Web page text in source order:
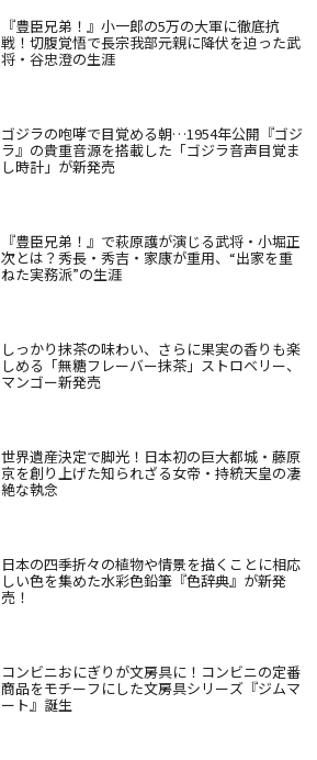
『豊臣兄弟！』小一郎の5万の大軍に徹底抗
戦！切腹覚悟で長宗我部元親に降伏を迫った武
将・谷忠澄の生涯
ゴジラの咆哮で目覚める朝…1954年公開『ゴジ
ラ』の貴重音源を搭載した「ゴジラ音声目覚ま
し時計」が新発売
『豊臣兄弟！』で萩原護が演じる武将・小堀正
次とは？秀長・秀吉・家康が重用、“出家を重
ねた実務派”の生涯
しっかり抹茶の味わい、さらに果実の香りも楽
しめる「無糖フレーバー抹茶」ストロベリー、
マンゴー新発売
世界遺産決定で脚光！日本初の巨大都城・藤原
京を創り上げた知られざる女帝・持統天皇の凄
絶な執念
日本の四季折々の植物や情景を描くことに相応
しい色を集めた水彩色鉛筆『色辞典』が新発
売！
コンビニおにぎりが文房具に！コンビニの定番
商品をモチーフにした文房具シリーズ『ジムマ
ート』誕生